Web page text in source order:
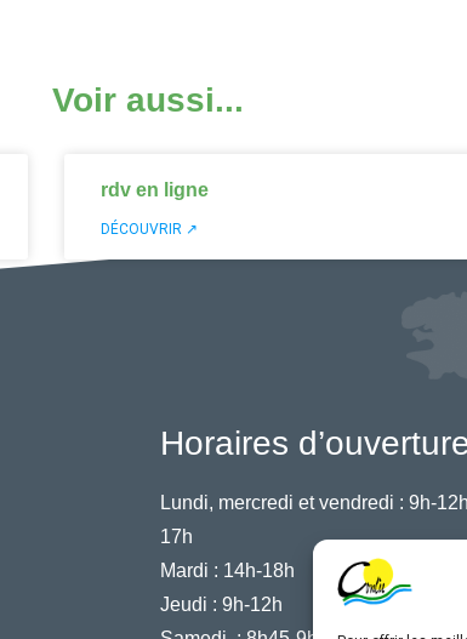
Voir aussi...
rdv en ligne
DÉCOUVRIR ↗
Horaires
Lundi, mercredi et vendredi : 9h-
17h
Mardi : 14h-18h
Jeudi : 9h-12h